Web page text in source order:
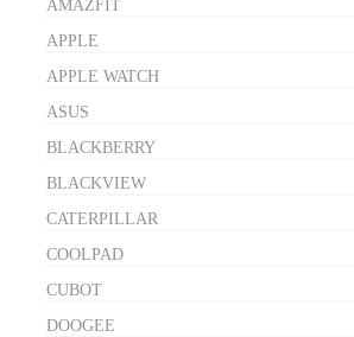
AMAZFIT
APPLE
APPLE WATCH
ASUS
BLACKBERRY
BLACKVIEW
CATERPILLAR
COOLPAD
CUBOT
DOOGEE